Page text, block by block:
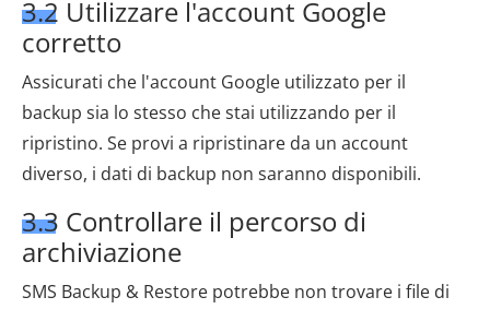
3.2 Utilizzare l'account Google
corretto
Assicurati che l'account Google utilizzato per il
backup sia lo stesso che stai utilizzando per il
ripristino. Se provi a ripristinare da un account
diverso, i dati di backup non saranno disponibili.
3.3 Controllare il percorso di
archiviazione
SMS Backup & Restore potrebbe non trovare i file di